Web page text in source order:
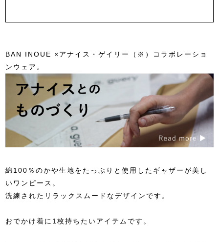
BAN INOUE ×アナイス・ゲイリー（※）コラボレーショ
ンウェア。
綿100％のかや生地をたっぷりと使用したギャザーが美し
いワンピース。
洗練されたリラックスムードなデザインです。
おでかけ着に1枚持ちたいアイテムです。